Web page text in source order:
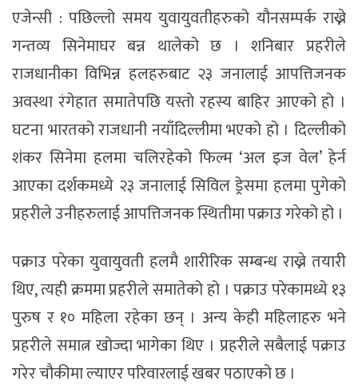
एजेन्सी : पछिल्लो समय युवायुवतीहरुको यौनसम्पर्क राख्ने
गन्तव्य सिनेमाघर बन्न थालेको छ । शनिबार प्रहरीले
राजधानीका विभिन्न हलहरुबाट २३ जनालाई आपत्तिजनक
अवस्था रंगेहात समातेपछि यस्तो रहस्य बाहिर आएको हो ।
घटना भारतको राजधानी नयाँदिल्लीमा भएको हो । दिल्लीको
शंकर सिनेमा हलमा चलिरहेको फिल्म ‘अल इज वेल’ हेर्न
आएका दर्शकमध्ये २३ जनालाई सिविल ड्रेसमा हलमा पुगेको
प्रहरीले उनीहरुलाई आपत्तिजनक स्थितीमा पक्राउ गरेको हो ।
पक्राउ परेका युवायुवती हलमै शारीरिक सम्बन्ध राख्ने तयारी
थिए, त्यही क्रममा प्रहरीले समातेको हो । पक्राउ परेकामध्ये १३
पुरुष र १० महिला रहेका छन् । अन्य केही महिलाहरु भने
प्रहरीले समात्न खोज्दा भागेका थिए । प्रहरीले सबैलाई पक्राउ
गरेर चौकीमा ल्याएर परिवारलाई खबर पठाएको छ ।